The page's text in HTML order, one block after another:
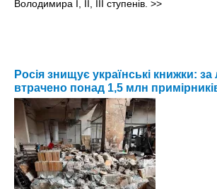
Володимира І, ІІ, ІІІ ступенів. >>
Росія знищує українські книжки:
втрачено понад 1,5 млн